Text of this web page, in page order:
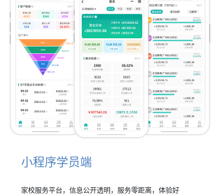
小程序学员端
家校服务平台，信息公开透明，服务零距离，体验好